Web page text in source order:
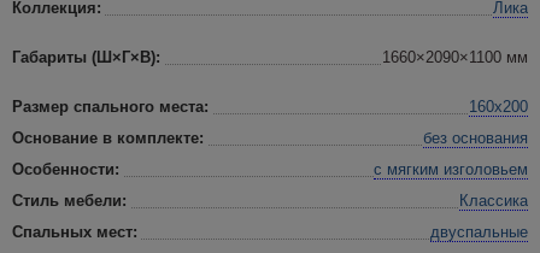
Коллекция: Лика
Габариты (Ш×Г×В): 1660×2090×1100 мм
Размер спального места:
160х200
Основание в комплекте:
без основания
Особенности:
с мягким изголовьем
Стиль мебели:
Классика
Спальных мест:
двуспальные